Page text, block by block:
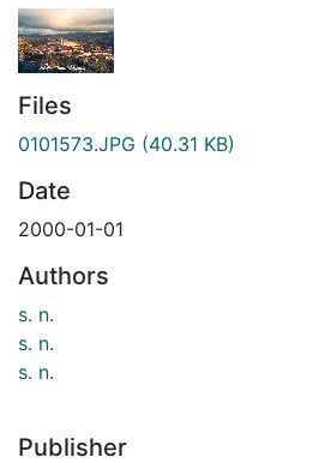
Files
0101573.JPG (40.31 KB)
Date
2000-01-01
Authors
s. n.
s. n.
s. n.
Publisher